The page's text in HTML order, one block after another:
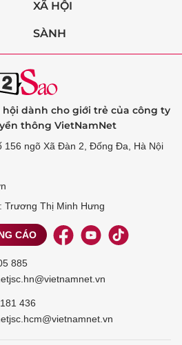
XÃ HỘI
SÀNH
dành cho giới trẻ của công ty
thông VietNamNet
156 ngõ Xã Đàn 2, Đống Đa, Hà Nội
Trương Thị Minh Hưng
CÁO
885
436